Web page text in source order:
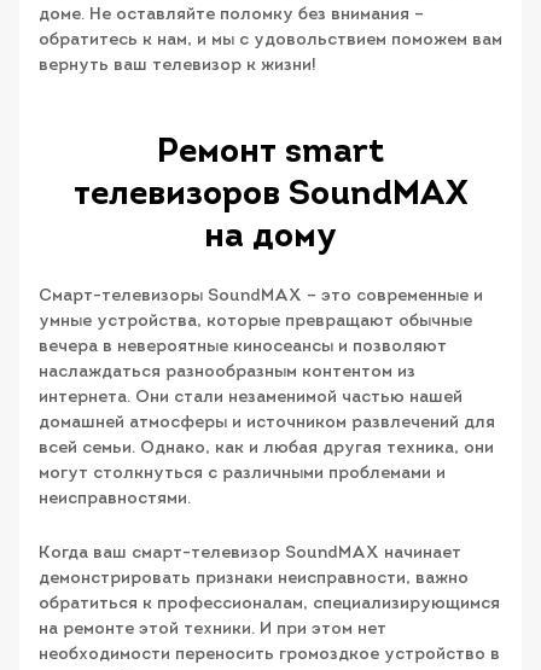
доме. Не оставляйте поломку без внимания –
обратитесь к нам, и мы с удовольствием поможем вам
вернуть ваш телевизор к жизни!
Ремонт smart
телевизоров SoundMAX
на дому
Смарт-телевизоры SoundMAX – это современные и
умные устройства, которые превращают обычные
вечера в невероятные киносеансы и позволяют
наслаждаться разнообразным контентом из
интернета. Они стали незаменимой частью нашей
домашней атмосферы и источником развлечений для
всей семьи. Однако, как и любая другая техника, они
могут столкнуться с различными проблемами и
неисправностями.
Когда ваш смарт-телевизор SoundMAX начинает
демонстрировать признаки неисправности, важно
обратиться к профессионалам, специализирующимся
на ремонте этой техники. И при этом нет
необходимости переносить громоздкое устройство в